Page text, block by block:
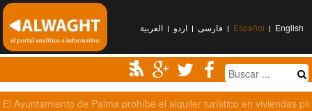
العربیة اردو فارسی Español English
Al-Houthi: EEUU y Arabia Saudí son responsables de la muerte de